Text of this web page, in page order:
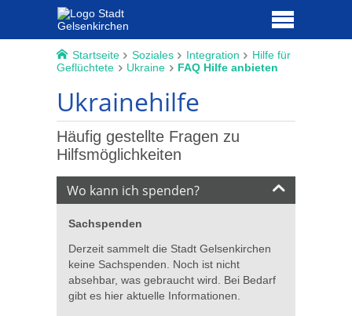
Startseite Soziales Integration
Hilfe für
Geflüchtete
Ukraine FAQ Hilfe anbieten
Ukrainehilfe
Häufig gestellte Fragen zu
Hilfsmöglichkeiten
Wo kann ich spenden?
Sachspenden
Derzeit sammelt die Stadt Gelsenkirchen
keine Sachspenden. Noch ist nicht
absehbar, was gebraucht wird. Bei Bedarf
gibt es hier aktuelle Informationen.